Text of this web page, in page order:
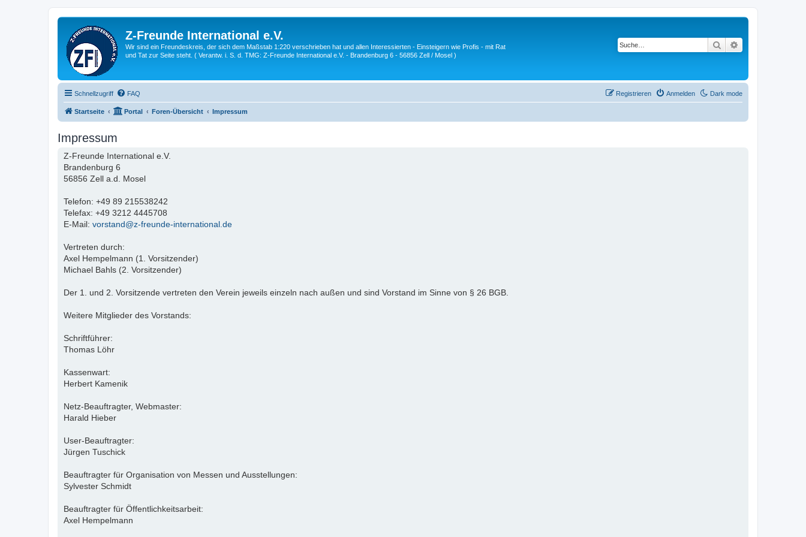
Z-Freunde International e.V.
Wir sind ein Freundeskreis, der sich dem Maßstab 1:220 verschrieben hat und allen Interessierten - Einsteigern wie Profis - mit Rat
und Tat zur Seite steht. ( Verantw. i. S. d. TMG: Z-Freunde International e.V. - Brandenburg 6 - 56856 Zell / Mosel )
Suche
Schnellzugriff Dark mode
FAQ Anmelden
Registrieren
Startseite Portal Foren-Übersicht Impressum
Impressum
Z-Freunde International e.V.
Brandenburg 6
56856 Zell a.d. Mosel
Telefon: +49 89 215538242
Telefax: +49 3212 4445708
E-Mail: vorstand@z-freunde-international.de
Vertreten durch:
Axel Hempelmann (1. Vorsitzender)
Michael Bahls (2. Vorsitzender)
Der 1. und 2. Vorsitzende vertreten den Verein jeweils einzeln nach außen und sind Vorstand im Sinne von § 26 BGB.
Weitere Mitglieder des Vorstands:
Schriftführer:
Thomas Löhr
Kassenwart:
Herbert Kamenik
Netz-Beauftragter, Webmaster:
Harald Hieber
User-Beauftragter:
Jürgen Tuschick
Beauftragter für Organisation von Messen und Ausstellungen:
Sylvester Schmidt
Beauftragter für Öffentlichkeitsarbeit:
Axel Hempelmann